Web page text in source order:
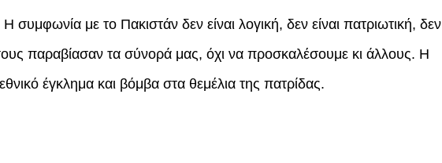
με το Πακιστάν δεν είναι λογική, δεν είναι πατριωτική, δεν
παραβίασαν τα σύνορά μας, όχι να προσκαλέσουμε κι άλλους. Η
έγκλημα και βόμβα στα θεμέλια της πατρίδας.